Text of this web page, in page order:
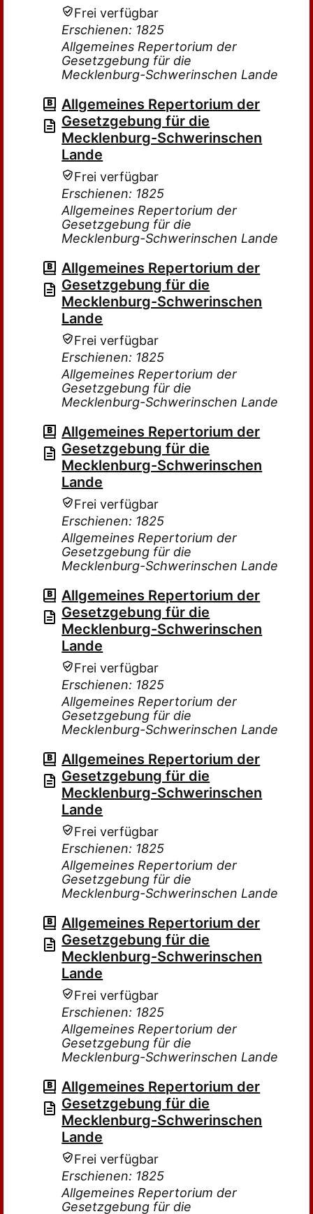
Frei verfügbar
Erschienen: 1825
Allgemeines Repertorium der
Gesetzgebung für die
Mecklenburg-Schwerinschen Lande
Allgemeines Repertorium der
Gesetzgebung für die
Mecklenburg-Schwerinschen
Lande
Frei verfügbar
Erschienen: 1825
Allgemeines Repertorium der
Gesetzgebung für die
Mecklenburg-Schwerinschen Lande
Allgemeines Repertorium der
Gesetzgebung für die
Mecklenburg-Schwerinschen
Lande
Frei verfügbar
Erschienen: 1825
Allgemeines Repertorium der
Gesetzgebung für die
Mecklenburg-Schwerinschen Lande
Allgemeines Repertorium der
Gesetzgebung für die
Mecklenburg-Schwerinschen
Lande
Frei verfügbar
Erschienen: 1825
Allgemeines Repertorium der
Gesetzgebung für die
Mecklenburg-Schwerinschen Lande
Allgemeines Repertorium der
Gesetzgebung für die
Mecklenburg-Schwerinschen
Lande
Frei verfügbar
Erschienen: 1825
Allgemeines Repertorium der
Gesetzgebung für die
Mecklenburg-Schwerinschen Lande
Allgemeines Repertorium der
Gesetzgebung für die
Mecklenburg-Schwerinschen
Lande
Frei verfügbar
Erschienen: 1825
Allgemeines Repertorium der
Gesetzgebung für die
Mecklenburg-Schwerinschen Lande
Allgemeines Repertorium der
Gesetzgebung für die
Mecklenburg-Schwerinschen
Lande
Frei verfügbar
Erschienen: 1825
Allgemeines Repertorium der
Gesetzgebung für die
Mecklenburg-Schwerinschen Lande
Allgemeines Repertorium der
Gesetzgebung für die
Mecklenburg-Schwerinschen
Lande
Frei verfügbar
Erschienen: 1825
Allgemeines Repertorium der
Gesetzgebung für die